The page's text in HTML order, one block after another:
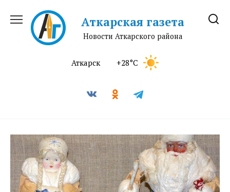
содержанию
Аткарская газета
Новости Аткарского района
Аткарск +28°C